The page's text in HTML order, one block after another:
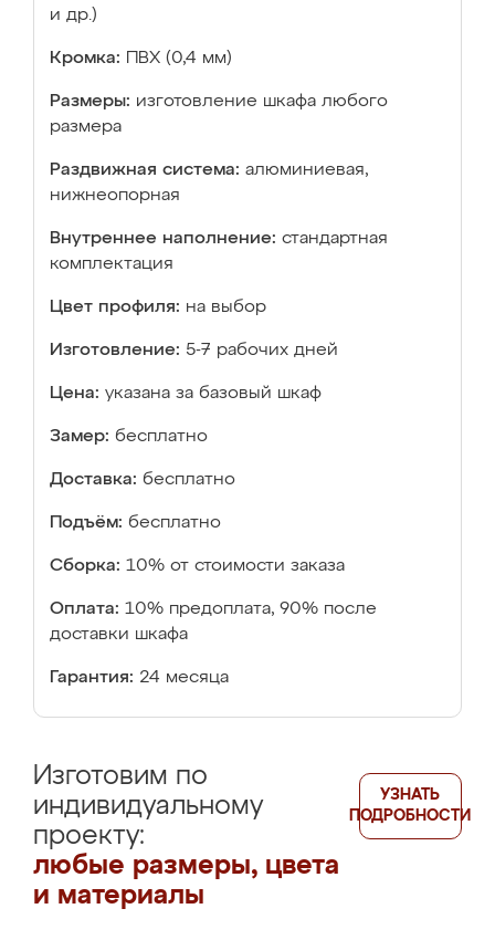
и др.)
Кромка: ПВХ (0,4 мм)
Размеры: изготовление шкафа любого
размера
Раздвижная система: алюминиевая,
нижнеопорная
Внутреннее наполнение: стандартная
комплектация
Цвет профиля: на выбор
Изготовление: 5-7 рабочих дней
Цена: указана за базовый шкаф
Замер: бесплатно
Доставка: бесплатно
Подъём: бесплатно
Сборка: 10% от стоимости заказа
Оплата: 10% предоплата, 90% после
доставки шкафа
Гарантия: 24 месяца
Изготовим по
индивидуальному
проекту:
любые размеры, цвета
и материалы
УЗНАТЬ
ПОДРОБНОСТИ